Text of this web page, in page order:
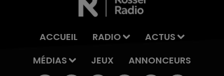
ACCUEIL RADIO
ACTUS
MÉDIAS
JEUX ANNONCEURS